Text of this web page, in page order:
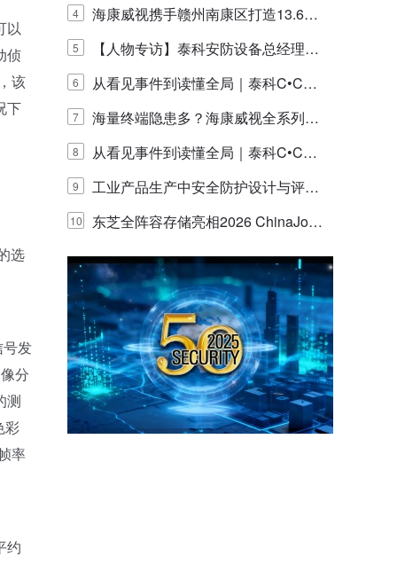
以
侦
该
下
选
发
分
测
彩
率
约
能培训正式启动！
4
海康威视携手赣州南康区打造13.6公
里绿波网
5
【人物专访】泰科安防设备总经理张
宁解码安防出海新范式
6
从看见事件到读懂全局｜泰科C•CUR
E IQ 3.20开启安防运营智能新时代
7
海量终端隐患多？海康威视全系列物
联安全产品，四层守护更放心！
8
从看见事件到读懂全局｜泰科C•CUR
E IQ 3.20开启安防运营智能新时代
9
工业产品生产中安全防护设计与评估
的实践与探讨
10
东芝全阵容存储亮相2026 ChinaJo
y，以海量数据底座赋能“与AI同游”新
体验